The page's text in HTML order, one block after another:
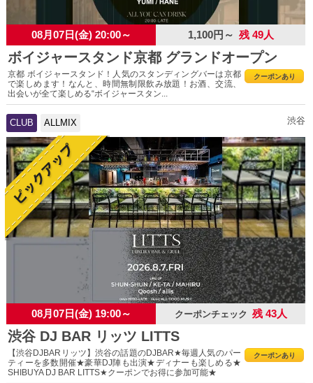
08月07日(金) 20:00～ 1,100円～ 残 49人
ボイジャースタンド京都 グランドオープン
クーポンあり
京都 ボイジャースタンド！人気のスタンディングバーは京都
で楽しめます！なんと、時間無制限飲み放題！お酒、交流、
出会いが全て楽しめる“ボイジャースタン...
CLUB ALLMIX 渋谷
08月07日(金) 19:00～ クーポンチェック 残 43人
渋谷 DJ BAR リッツ LITTS
クーポンあり
【渋谷DJBARリッツ】渋谷の話題のDJBAR★毎週人気のパー
ティーを多数開催★豪華DJ陣も出演★ディナーも楽しめる★
SHIBUYA DJ BAR LITTS★クーポンでお得に参加可能★